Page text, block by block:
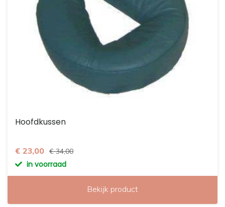
Hoofdkussen
€ 23,00 € 34,00
in voorraad
Bekijk product